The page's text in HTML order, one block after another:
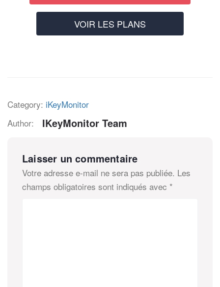
VOIR LES PLANS
Category: iKeyMonitor
Author:
IKeyMonitor Team
Laisser un commentaire
Votre adresse e-mail ne sera pas publiée. Les
champs obligatoires sont indiqués avec *